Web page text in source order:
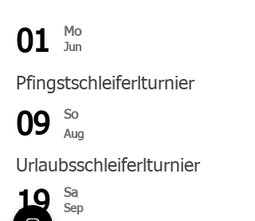
01 Mo
Jun
Pfingstschleiferlturnier
09 So
Aug
Urlaubsschleiferlturnier
19 Sa
Sep